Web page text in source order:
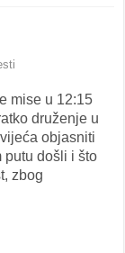
mise u 12:15
druženje u
objasniti
putu došli i što
zbog